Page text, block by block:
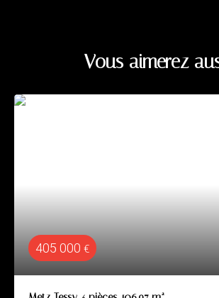
Vous aimerez
405 000 €